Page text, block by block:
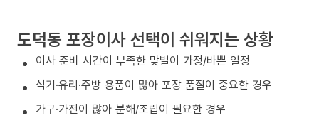
도덕동 포장이사 선택이 쉬워지는 상황
이사 준비 시간이 부족한 맞벌이 가정/바쁜 일정
식기·유리·주방 용품이 많아 포장 품질이 중요한 경우
가구·가전이 많아 분해/조립이 필요한 경우